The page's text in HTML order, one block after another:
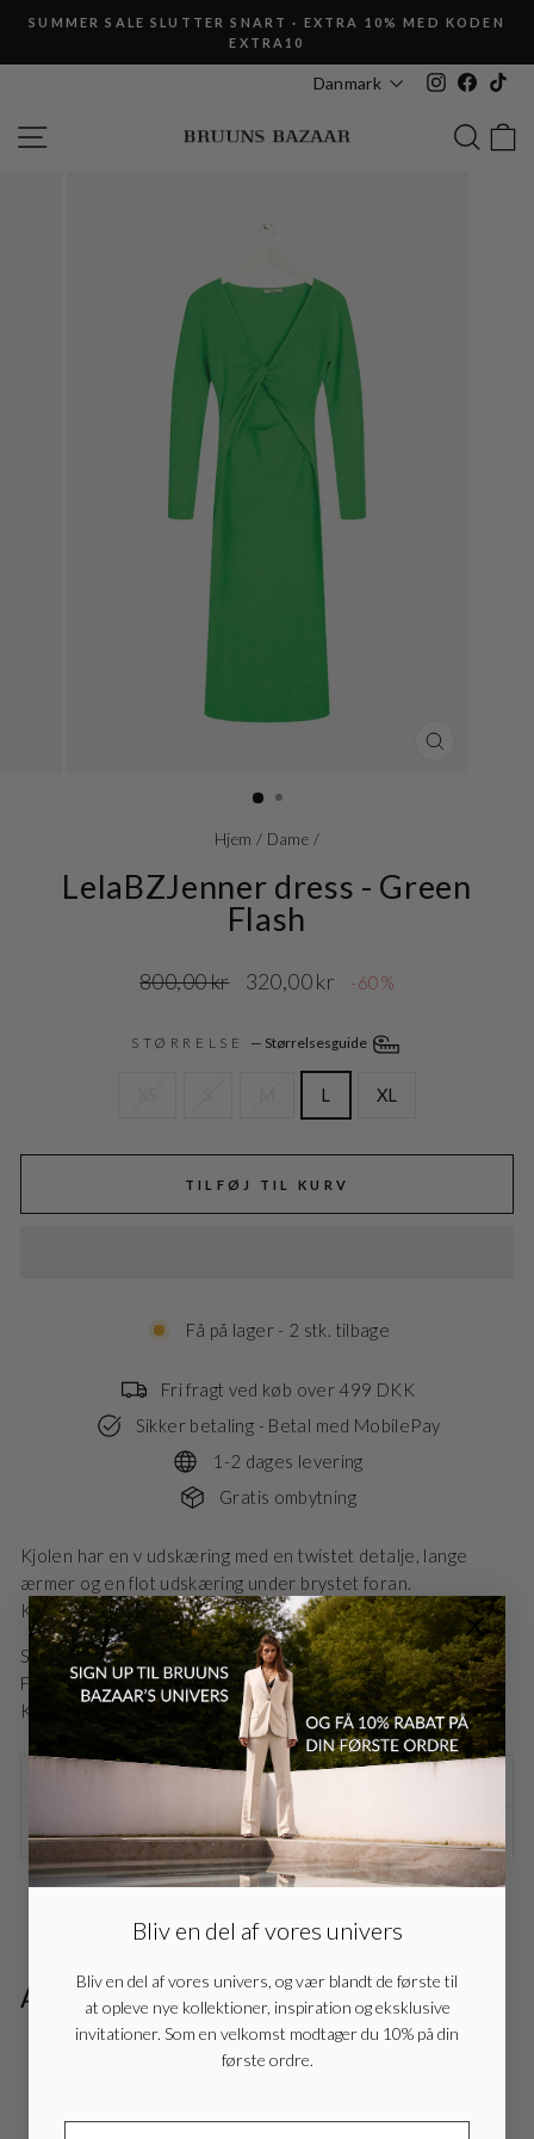
indhold
Pause
slideshow
SUMMER SALE SLUTTER SNART · EXTRA 10% MED KODEN
EXTRA10
Danmark Instagram
SIDE NAVIGATION SØG
Danmark - DK
EU - EUEUR
Nederlands - NL
Deutschland - DEEUR
Hjem / Dame /
LelaBZJenner dress - Green
Flash
Normalpris
800,00 kr Udsalgspris
320,00 kr -60%
STØRRELSE — Størrelsesguide
L XL
TILFØJ TIL KURV
Få på lager - 2 stk. tilbage
Fri fragt ved køb over 499 DKK
Sikker betaling - Betal med MobilePay
1-2 dages levering
Gratis ombytning
Kjolen har en v udskæring med en twistet detalje, lange
ærmer og en flot udskæring under brystet foran.
Kjolen kan også vendes om så udskæringen er på ryggen.
Style nr.: BZR1194
Farve: Green Flash
Kvalitet: 80% Viscose 20% Nylon
FRAGTINFORMATION
HAR DU SPØRGSMÅL TIL VAREN?
ANDRE KØBTE OGSÅ
Bliv en del af vores univers
Bliv en del af vores univers, og vær blandt de første til
at opleve nye kollektioner, inspiration og eksklusive
invitationer. Som en velkomst modtager du 10% på din
første ordre.